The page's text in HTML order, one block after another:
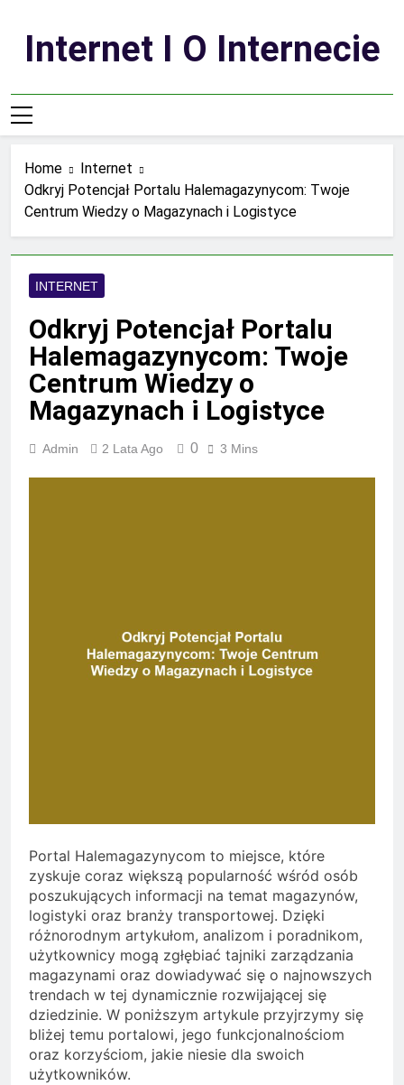
contentInternet I O Internecie
Home
Internet
Odkryj Potencjał Portalu Halemagazynycom: Twoje
Centrum Wiedzy o Magazynach i Logistyce
INTERNET
Odkryj Potencjał Portalu
Halemagazynycom: Twoje
Centrum Wiedzy o
Magazynach i Logistyce
Admin 2 Lata Ago 0 3 Mins
Portal Halemagazynycom to miejsce, które
zyskuje coraz większą popularność wśród osób
poszukujących informacji na temat magazynów,
logistyki oraz branży transportowej. Dzięki
różnorodnym artykułom, analizom i poradnikom,
użytkownicy mogą zgłębiać tajniki zarządzania
magazynami oraz dowiadywać się o najnowszych
trendach w tej dynamicznie rozwijającej się
dziedzinie. W poniższym artykule przyjrzymy się
bliżej temu portalowi, jego funkcjonalnościom
oraz korzyściom, jakie niesie dla swoich
użytkowników.